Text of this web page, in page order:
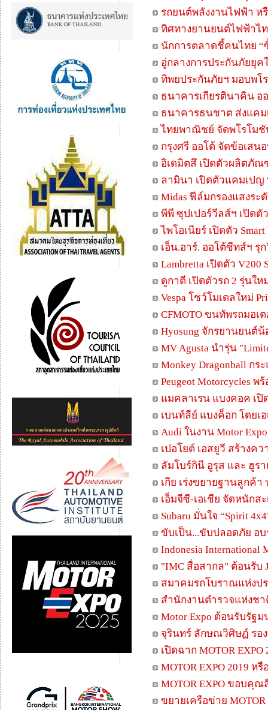
รถยนต์พลังงานไฟฟ้า หรื
ทิศทางยานยนต์ไฟฟ้าไ
นักการตลาดชี้คนไทย “
อู่กลางการประกันภัยยุ
ทิพยประกันภัยฯ มอบพโ
ธนาคารเกียรตินาคิน อ
ธนาคารธนชาต ส่งแคม
ไทยพาณิชย์ จัดพโรโมชั
กรุงศรี ออโต้ จัดข้อเสน
อิเดมิตสึ เปิดตัวผลิตภัณ
ลามินา เปิดตัวแคมเปญ
Midas ฟีล์มกรองแสงระ
พีพี ซุปเปอร์วีลส์ฯ เปิดตั
ไพโอเนียร์ เปิดตัว
เอ็น.อาร์. ออโต้ซีทส์ฯ รุ
Lambretta เปิดตัว V200
ดูกาตี เปิดตัวรถ 2 รุ่นให
Vespa โชว์โมเดลใหม่
CFMOTO ขนทัพรถมอเ
Hyosung จักรยานยนต์น้
MV Agusta นำรุ่น
Monkey Dragonball ก
Peugeot Motorcycles พ
แมคลาเรน แบงคอค เ
เบนท์ลีย์ แบงค็อก โดยเ
Audi ในงาน Motor
เปอโยต์ เอสยูวี สร้างค
ลัมโบร์กินี อูรุส และ ฮูรา
เกีย เร่งขยายฐานลูกค้า
เอ็มจีซี-เอเชีย จัดหนักส
Subaru มั่นใจ “Spirit
ขับเป็น...ขับปลอดภัย อ
Indonesia International
"IMC สื่อสากล" ต้อนรับ
สมาคมรถโบราณแห่งป
สำนักงานตำรวจแห่งชา
Motor Expo ต้อนรับรัฐ
จุรินทร์ ลักษณวิศิษฏ์ รอ
เปิดฉาก MOTOR
MOTOR EXPO 2019
MOTOR EXPO ขอบคุ
ขยายเครือข่าย MOTOR